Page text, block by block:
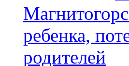
ребенка,
родителей